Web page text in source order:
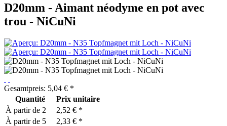
D20mm - Aimant néodyme en pot avec
trou - NiCuNi
Gesamtpreis: 5,04 € *
Quantité
Prix unitaire
À partir de 2
2,52 € *
À partir de 5
2,33 € *